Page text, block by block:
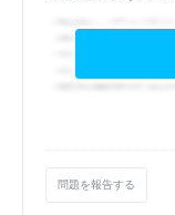
問題を報告する